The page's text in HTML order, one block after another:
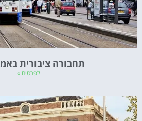
תחבורה ציבורית
לפרטים »